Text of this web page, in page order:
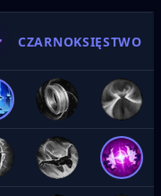
CZARNOKSIĘSTWO